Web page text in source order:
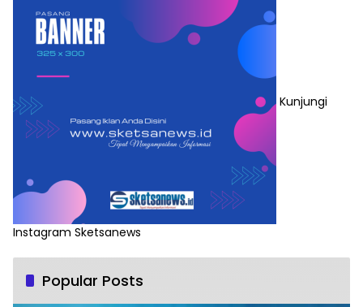
Kunjungi
Instagram Sketsanews
Popular Posts